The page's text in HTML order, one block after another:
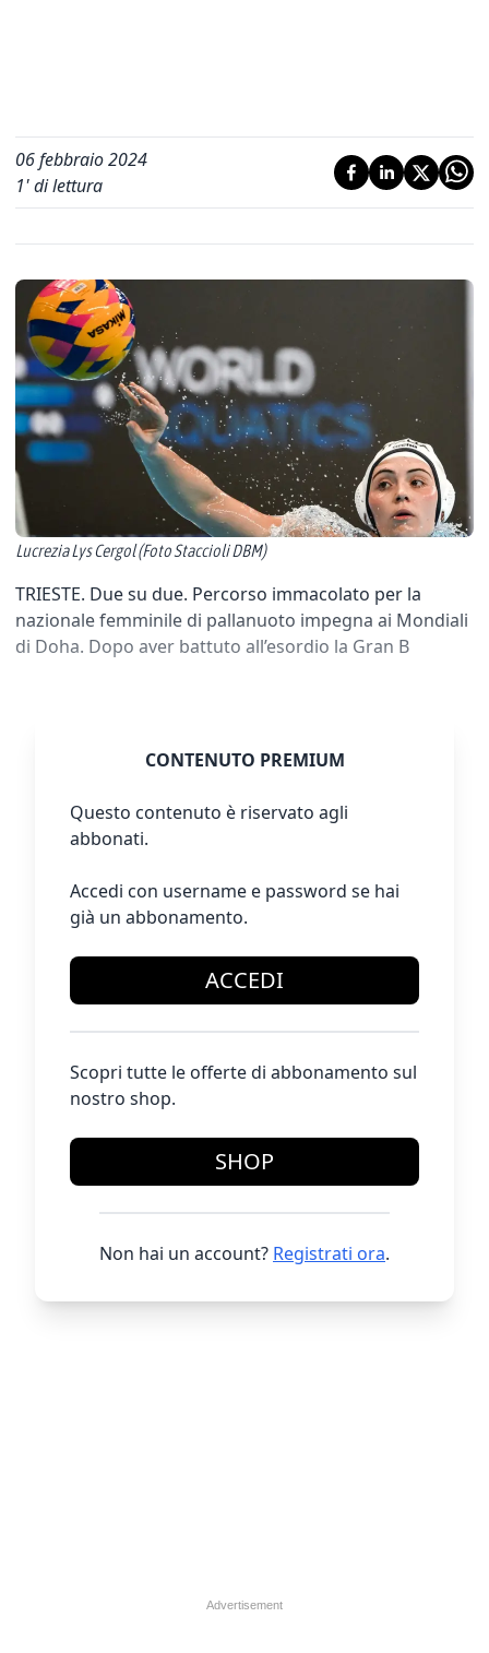
06 febbraio 2024
1' di lettura
Lucrezia Lys Cergol (Foto Staccioli DBM)
TRIESTE. Due su due. Percorso immacolato per la
nazionale femminile di pallanuoto impegna ai Mondiali
di Doha. Dopo aver battuto all’esordio la Gran B
CONTENUTO PREMIUM
Questo contenuto è riservato agli
abbonati.
Accedi con username e password se hai
già un abbonamento.
ACCEDI
Scopri tutte le offerte di abbonamento sul
nostro shop.
SHOP
Non hai un account? Registrati ora.